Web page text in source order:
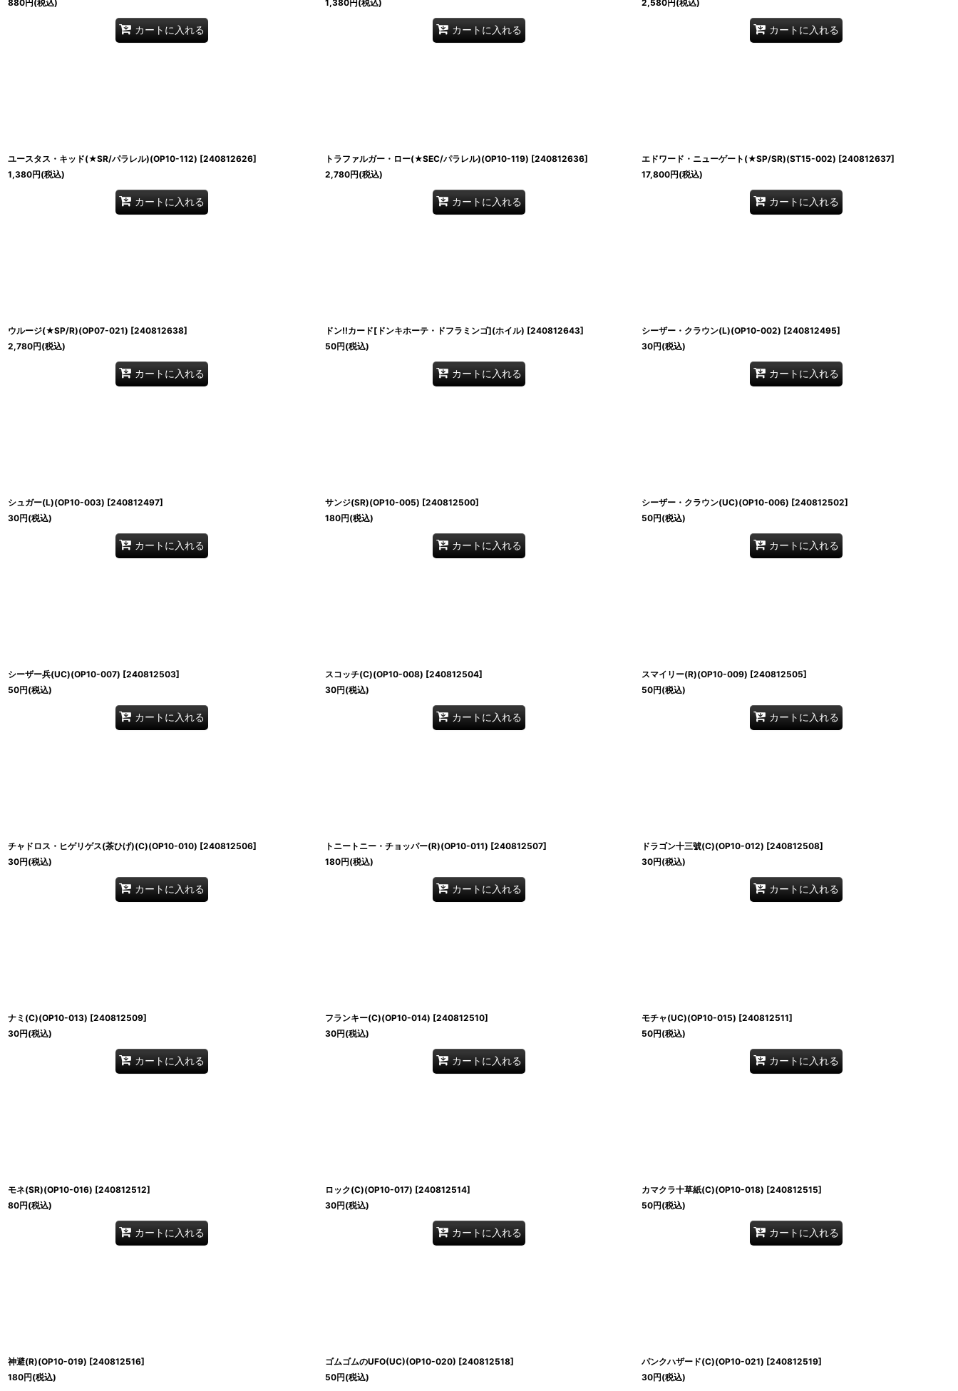
880円(税込)
カートに入れる
1,380円(税込)
カートに入れる
2,580円(税込)
カートに入れる
ユースタス・キッド(★SR/パラレル)(OP10-112) [240812626]
1,380円(税込)
カートに入れる
トラファルガー・ロー(★SEC/パラレル)(OP10-119) [240812636]
2,780円(税込)
カートに入れる
エドワード・ニューゲート(★SP/SR)(ST15-002) [240812637]
17,800円(税込)
カートに入れる
ウルージ(★SP/R)(OP07-021) [240812638]
2,780円(税込)
カートに入れる
ドン!!カード[ドンキホーテ・ドフラミンゴ](ホイル) [240812643]
50円(税込)
カートに入れる
シーザー・クラウン(L)(OP10-002) [240812495]
30円(税込)
カートに入れる
シュガー(L)(OP10-003) [240812497]
30円(税込)
カートに入れる
サンジ(SR)(OP10-005) [240812500]
180円(税込)
カートに入れる
シーザー・クラウン(UC)(OP10-006) [240812502]
50円(税込)
カートに入れる
シーザー兵(UC)(OP10-007) [240812503]
50円(税込)
カートに入れる
スコッチ(C)(OP10-008) [240812504]
30円(税込)
カートに入れる
スマイリー(R)(OP10-009) [240812505]
50円(税込)
カートに入れる
チャドロス・ヒゲリゲス(茶ひげ)(C)(OP10-010) [240812506]
30円(税込)
カートに入れる
トニートニー・チョッパー(R)(OP10-011) [240812507]
180円(税込)
カートに入れる
ドラゴン十三號(C)(OP10-012) [240812508]
30円(税込)
カートに入れる
ナミ(C)(OP10-013) [240812509]
30円(税込)
カートに入れる
フランキー(C)(OP10-014) [240812510]
30円(税込)
カートに入れる
モチャ(UC)(OP10-015) [240812511]
50円(税込)
カートに入れる
モネ(SR)(OP10-016) [240812512]
80円(税込)
カートに入れる
ロック(C)(OP10-017) [240812514]
30円(税込)
カートに入れる
カマクラ十草紙(C)(OP10-018) [240812515]
50円(税込)
カートに入れる
神避(R)(OP10-019) [240812516]
180円(税込)
ゴムゴムのUFO(UC)(OP10-020) [240812518]
50円(税込)
パンクハザード(C)(OP10-021) [240812519]
30円(税込)